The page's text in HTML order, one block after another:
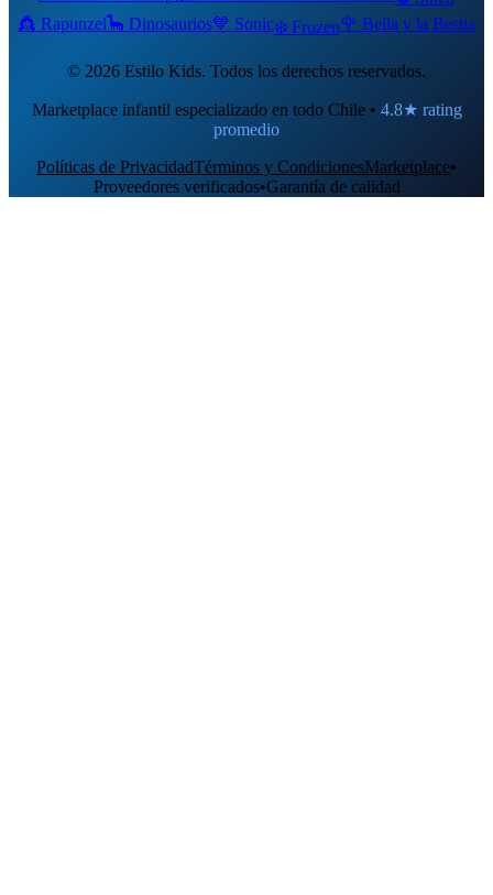
👸 Rapunzel🦕 Dinosaurios💙 Sonic❄️ Frozen🌹 Bella y la Bestia
© 2026 Estilo Kids. Todos los derechos reservados.
Marketplace infantil especializado en todo Chile • 4.8★ rating
promedio
Políticas de PrivacidadTérminos y CondicionesMarketplace•
Proveedores verificados•Garantía de calidad